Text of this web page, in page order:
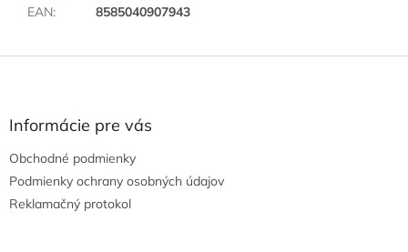
EAN: 8585040907943
Informácie pre vás
Obchodné podmienky
Podmienky ochrany osobných údajov
Reklamačný protokol